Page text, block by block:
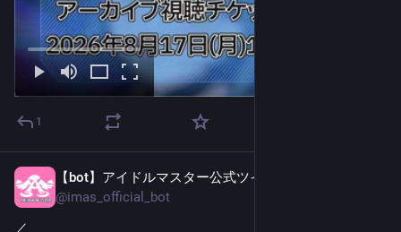
1
【bot】アイドルマスター公式ツイッター
@imas_official_bot
／